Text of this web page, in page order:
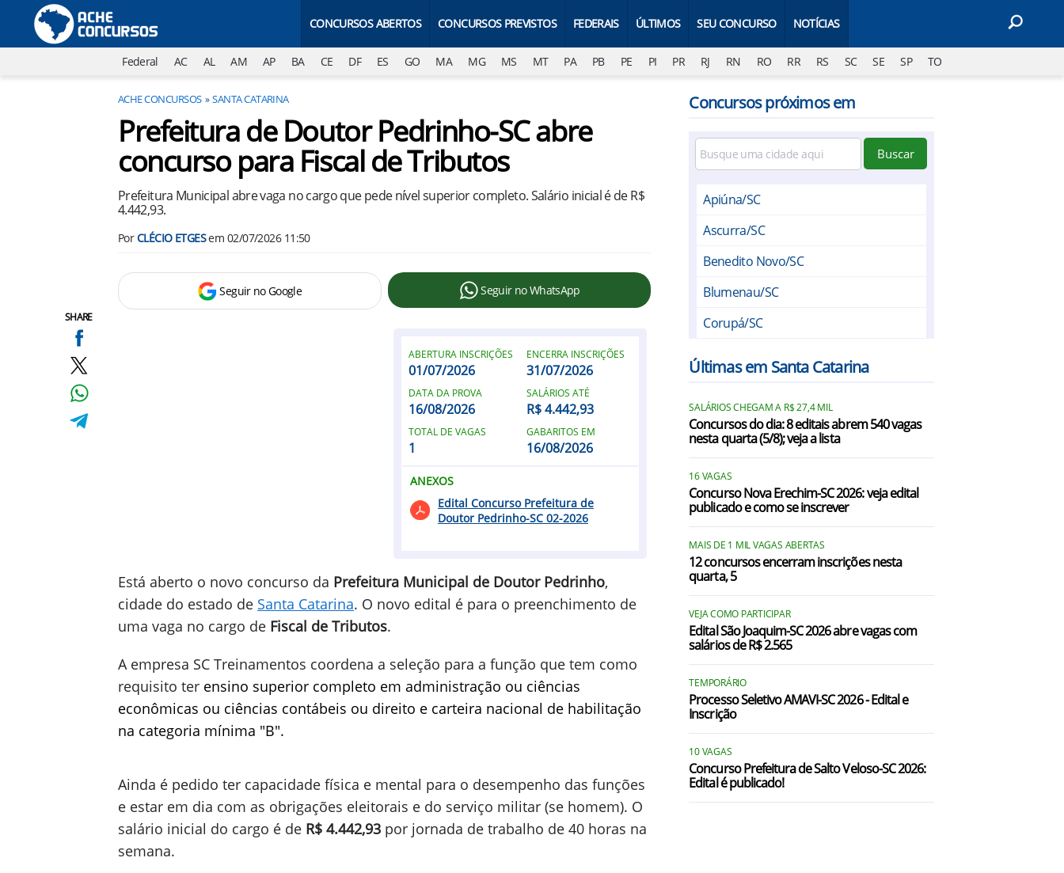
CONCURSOS ABERTOS CONCURSOS PREVISTOS FEDERAIS ÚLTIMOS SEU CONCURSO NOTÍCIAS
Federal AC AL AM AP BA CE DF ES GO MA MG MS MT PA PB PE PI PR RJ RN RO RR RS SC SE SP TO
ACHE CONCURSOS SANTA CATARINA
SHARE
Prefeitura de Doutor Pedrinho-SC abre
concurso para Fiscal de Tributos
Prefeitura Municipal abre vaga no cargo que pede nível superior completo. Salário inicial é de R$
4.442,93.
PorCLÉCIO ETGESem 02/07/2026 11:50
Seguir no Google Seguir no WhatsApp
Está aberto o novo concurso da Prefeitura Municipal de Doutor Pedrinho,
cidade do estado de Santa Catarina. O novo edital é para o preenchimento de
uma vaga no cargo de Fiscal de Tributos.
ABERTURA INSCRIÇÕES
01/07/2026
ENCERRA INSCRIÇÕES
31/07/2026
DATA DA PROVA
16/08/2026
SALÁRIOS ATÉ
R$ 4.442,93
TOTAL DE VAGAS
1
GABARITOS EM
16/08/2026
ANEXOS
Edital Concurso Prefeitura de
Doutor Pedrinho-SC 02-2026
A empresa SC Treinamentos coordena a seleção para a função que tem como
requisito ter ensino superior completo em administração ou ciências
econômicas ou ciências contábeis ou direito e carteira nacional de habilitação
na categoria mínima "B".
Ainda é pedido ter capacidade física e mental para o desempenho das funções
e estar em dia com as obrigações eleitorais e do serviço militar (se homem). O
salário inicial do cargo é de R$ 4.442,93 por jornada de trabalho de 40 horas na
semana.
Concursos próximos em
Buscar
Apiúna/SC
Ascurra/SC
Benedito Novo/SC
Blumenau/SC
Corupá/SC
Gaspar/SC
Guaramirim/SC
Ibirama/SC
Indaial/SC
Itaiópolis/SC
Jaraguá do Sul/SC
José Boiteux/SC
Lontras/SC
Luiz Alves/SC
Massaranduba/SC
Pomerode/SC
Presidente Getúlio/SC
Rio do Sul/SC
Últimas em Santa Catarina
SALÁRIOS CHEGAM A R$ 27,4 MIL
Concursos do dia: 8 editais abrem 540 vagas
nesta quarta (5/8); veja a lista
16 VAGAS
Concurso Nova Erechim-SC 2026: veja edital
publicado e como se inscrever
MAIS DE 1 MIL VAGAS ABERTAS
12 concursos encerram inscrições nesta
quarta, 5
VEJA COMO PARTICIPAR
Edital São Joaquim-SC 2026 abre vagas com
salários de R$ 2.565
TEMPORÁRIO
Processo Seletivo AMAVI-SC 2026 - Edital e
Inscrição
10 VAGAS
Concurso Prefeitura de Salto Veloso-SC 2026:
Edital é publicado!